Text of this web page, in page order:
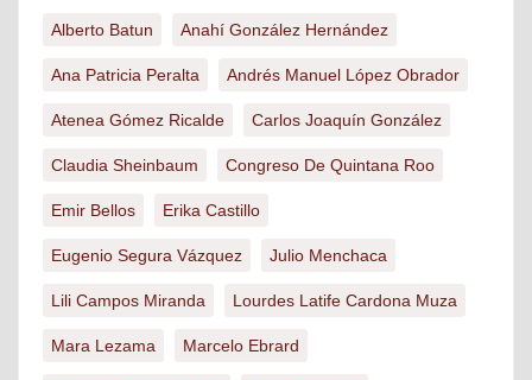
Alberto Batun Anahí González Hernández
Ana Patricia Peralta Andrés Manuel López Obrador
Atenea Gómez Ricalde Carlos Joaquín González
Claudia Sheinbaum Congreso De Quintana Roo
Emir Bellos Erika Castillo
Eugenio Segura Vázquez Julio Menchaca
Lili Campos Miranda Lourdes Latife Cardona Muza
Mara Lezama Marcelo Ebrard